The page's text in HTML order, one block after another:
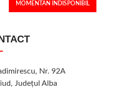
MOMENTAN INDISPONIBIL
Nr. 92A
Judeţul Alba